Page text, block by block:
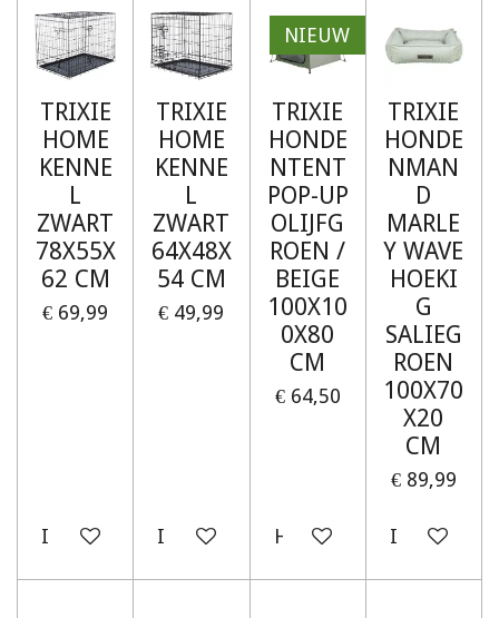
TRIXIE
HOME
KENNE
L
ZWART
78X55X
62 CM
€ 69,99
In winkelwagen
TRIXIE
HOME
KENNE
L
ZWART
64X48X
54 CM
€ 49,99
In winkelwagen
NIEUW
TRIXIE
HONDE
NTENT
POP-UP
OLIJFG
ROEN /
BEIGE
100X10
0X80
CM
€ 64,50
Houd mij op de hoogte
TRIXIE
HONDE
NMAN
D
MARLE
Y WAVE
HOEKI
G
SALIEG
ROEN
100X70
X20
CM
€ 89,99
In